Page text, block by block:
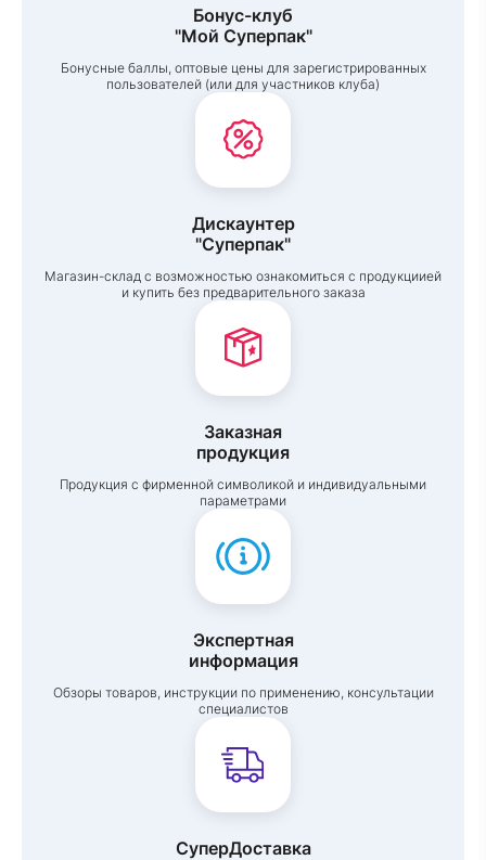
Бонус-клуб
"Мой Суперпак"
Бонусные баллы, оптовые цены для зарегистрированных
пользователей (или для участников клуба)
Дискаунтер
"Суперпак"
Магазин-склад с возможностью ознакомиться с продукциией
и купить без предварительного заказа
Заказная
продукция
Продукция с фирменной символикой и индивидуальными
параметрами
Экспертная
информация
Обзоры товаров, инструкции по применению, консультации
специалистов
СуперДоставка